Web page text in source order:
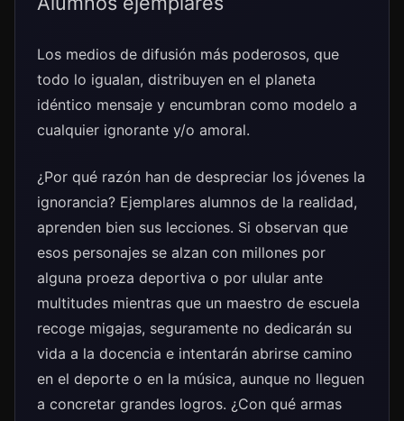
Los medios de difusión más poderosos, que
todo lo igualan, distribuyen en el planeta
idéntico mensaje y encumbran como modelo a
cualquier ignorante y/o amoral.
¿Por qué razón han de despreciar los jóvenes la
ignorancia? Ejemplares alumnos de la realidad,
aprenden bien sus lecciones. Si observan que
esos personajes se alzan con millones por
alguna proeza deportiva o por ulular ante
multitudes mientras que un maestro de escuela
recoge migajas, seguramente no dedicarán su
vida a la docencia e intentarán abrirse camino
en el deporte o en la música, aunque no lleguen
a concretar grandes logros. ¿Con qué armas